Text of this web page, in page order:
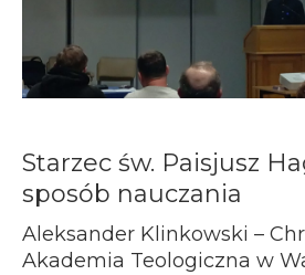
Starzec św. Paisjusz
sposób nauczania
Aleksander Klinkowski –
Akademia Teologiczna w